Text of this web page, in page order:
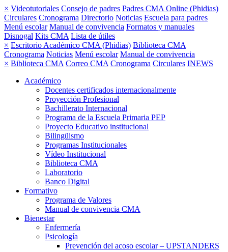
× Videotutoriales Consejo de padres Padres CMA Online (Phidias)
Circulares Cronograma Directorio Noticias Escuela para padres
Menú escolar Manual de convivencia Formatos y manuales
Disnogal Kits CMA Lista de útiles
× Escritorio Académico CMA (Phidias) Biblioteca CMA
Cronograma Noticias Menú escolar Manual de convivencia
× Biblioteca CMA Correo CMA Cronograma Circulares INEWS
Académico
Docentes certificados internacionalmente
Proyección Profesional
Bachillerato Internacional
Programa de la Escuela Primaria PEP
Proyecto Educativo institucional
Bilingüismo
Programas Institucionales
Vídeo Institucional
Biblioteca CMA
Laboratorio
Banco Digital
Formativo
Programa de Valores
Manual de convivencia CMA
Bienestar
Enfermería
Psicología
Prevención del acoso escolar – UPSTANDERS